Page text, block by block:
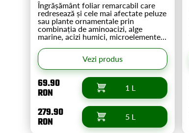
Îngrășământ foliar remarcabil care
redresează și cele mai afectate peluze
sau plante ornamentale prin
combinația de aminoacizi, alge
marine, acizi humici, microelemente,
remediază metabolismul plantei. Se
poate folosi la orice plantă verde!
Vezi produs
69.90
RON 1 L
279.90
RON 5 L